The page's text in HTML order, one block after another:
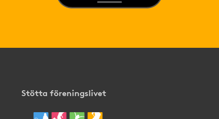
Stötta föreningslivet